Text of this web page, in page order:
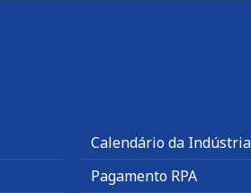
Calendário da Indústria
Pagamento RPA